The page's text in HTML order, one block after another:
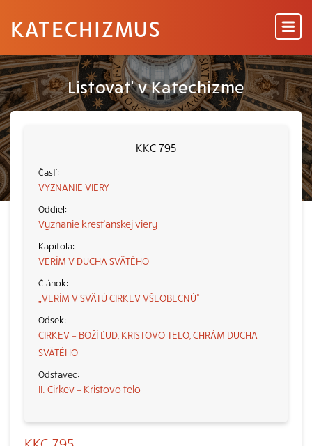
KATECHIZMUS
Listovať v Katechizme
KKC 795
VYZNANIE VIERY
Vyznanie kresťanskej viery
VERÍM V DUCHA SVÄTÉHO
„VERÍM V SVÄTÚ CIRKEV VŠEOBECNÚ“
CIRKEV – BOŽÍ ĽUD, KRISTOVO TELO, CHRÁM DUCHA
SVÄTÉHO
II. Cirkev – Kristovo telo